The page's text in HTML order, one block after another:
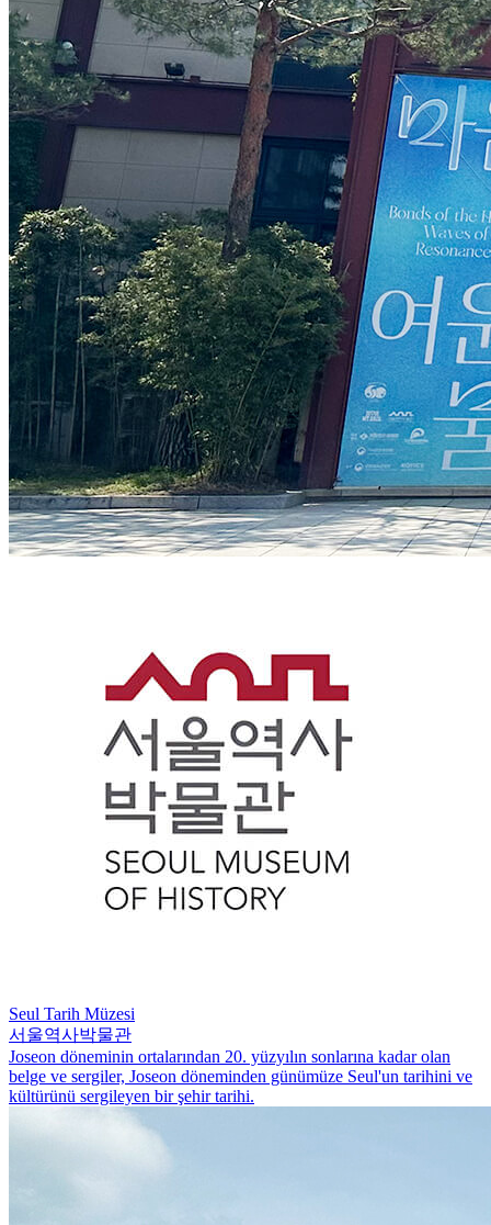
Seul Tarih Müzesi
서울역사박물관
Joseon döneminin ortalarından 20. yüzyılın sonlarına kadar olan
belge ve sergiler, Joseon döneminden günümüze Seul'un tarihini ve
kültürünü sergileyen bir şehir tarihi.